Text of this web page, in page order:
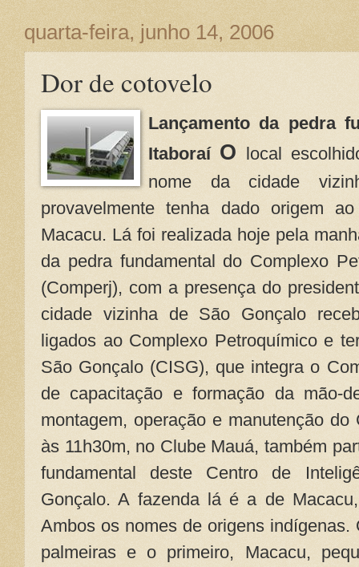
quarta-feira, junho 14, 2006
Dor de cotovelo
Lançamento da pedra
Itaboraí O local
nome da cidade
provavelmente tenha dado origem
Macacu. Lá foi realizada hoje pela
da pedra fundamental do Complexo
(Comperj), com a presença do
cidade vizinha de São Gonçalo
ligados ao Complexo Petroquímico e
São Gonçalo (CISG), que integra o
de capacitação e formação da mão-
montagem, operação e manutenção
às 11h30m, no Clube Mauá, também
fundamental deste Centro de
Gonçalo. A fazenda lá é a de
Ambos os nomes de origens
palmeiras e o primeiro, Macacu,